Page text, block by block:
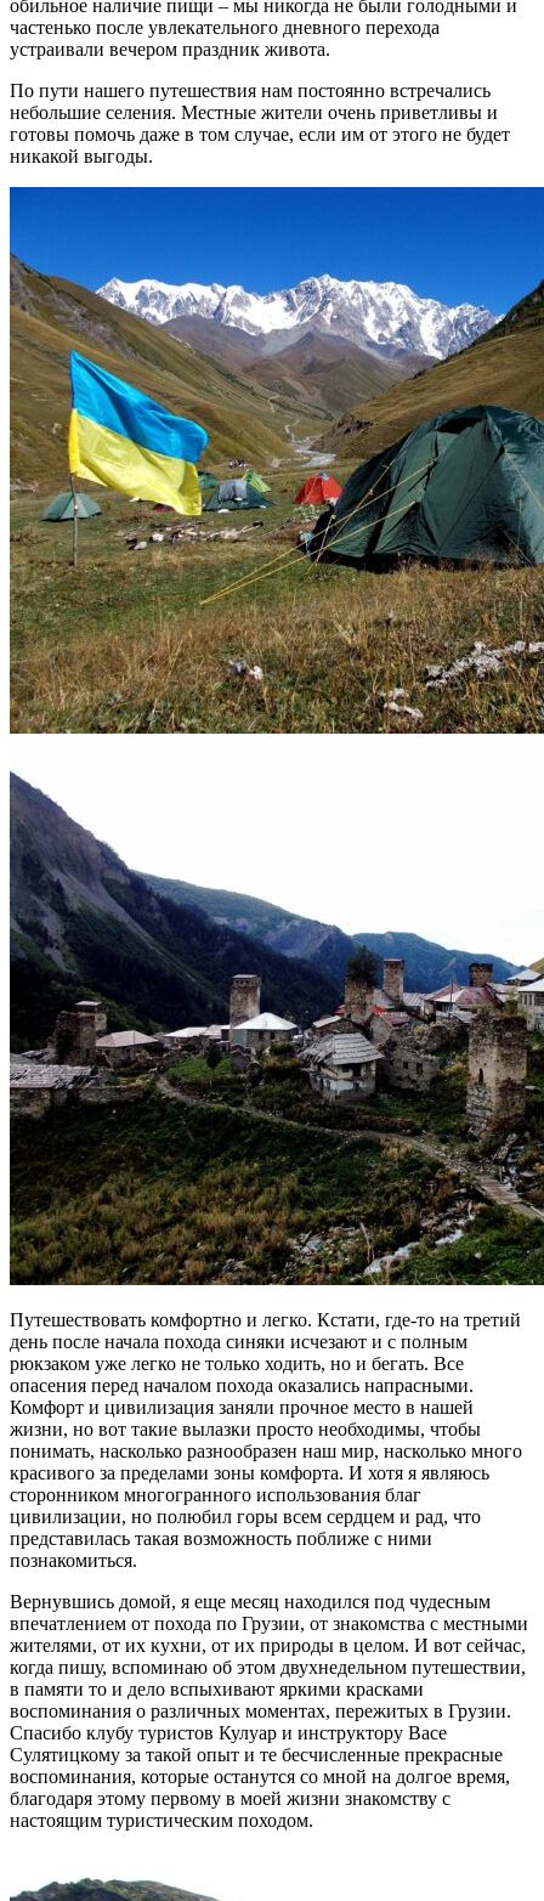
обильное наличие пищи – мы никогда не были голодными и
частенько после увлекательного дневного перехода
устраивали вечером праздник живота.
По пути нашего путешествия нам постоянно встречались
небольшие селения. Местные жители очень приветливы и
готовы помочь даже в том случае, если им от этого не будет
никакой выгоды.
Путешествовать комфортно и легко. Кстати, где-то на третий
день после начала похода синяки исчезают и с полным
рюкзаком уже легко не только ходить, но и бегать. Все
опасения перед началом похода оказались напрасными.
Комфорт и цивилизация заняли прочное место в нашей
жизни, но вот такие вылазки просто необходимы, чтобы
понимать, насколько разнообразен наш мир, насколько много
красивого за пределами зоны комфорта. И хотя я являюсь
сторонником многогранного использования благ
цивилизации, но полюбил горы всем сердцем и рад, что
представилась такая возможность поближе с ними
познакомиться.
Вернувшись домой, я еще месяц находился под чудесным
впечатлением от похода по Грузии, от знакомства с местными
жителями, от их кухни, от их природы в целом. И вот сейчас,
когда пишу, вспоминаю об этом двухнедельном путешествии,
в памяти то и дело вспыхивают яркими красками
воспоминания о различных моментах, пережитых в Грузии.
Спасибо клубу туристов Кулуар и инструктору Васе
Сулятицкому за такой опыт и те бесчисленные прекрасные
воспоминания, которые останутся со мной на долгое время,
благодаря этому первому в моей жизни знакомству с
настоящим туристическим походом.